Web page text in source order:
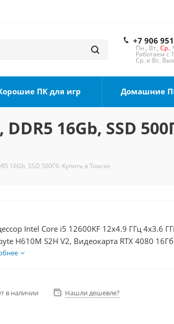
+7 906
Пн., Вт., Ср.,
Работаем с
Ср. и Вс.
ПК для игр Домашние
16Gb, SSD
16Gb, SSD 500Гб. Купить в Томске
Intel Core i5 12600KF 12x4.9 ГГц 4x3.6
H610M S2H V2, Видеокарта RTX 4080
БП 850Вт
в наличии Нашли дешевле?